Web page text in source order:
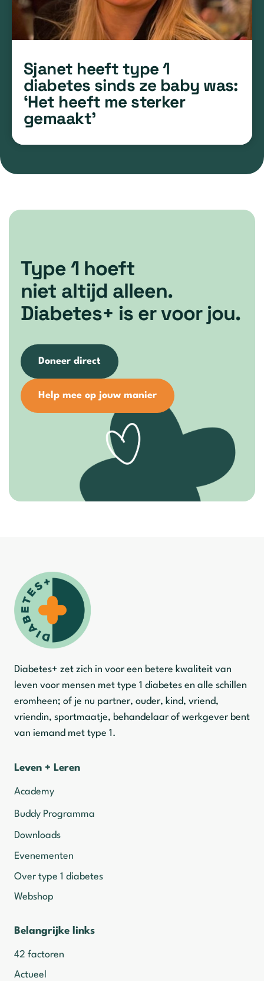
Sjanet heeft type 1
diabetes sinds ze baby was:
‘Het heeft me sterker
gemaakt’
Type 1 hoeft
niet altijd alleen.
Diabetes+ is er voor jou.
Doneer direct
Help mee op jouw manier
Diabetes+ zet zich in voor een betere kwaliteit van
leven voor mensen met type 1 diabetes en alle schillen
eromheen; of je nu partner, ouder, kind, vriend,
vriendin, sportmaatje, behandelaar of werkgever bent
van iemand met type 1.
Leven + Leren
Academy
Buddy Programma
Downloads
Evenementen
Over type 1 diabetes
Webshop
Belangrijke links
42 factoren
Actueel